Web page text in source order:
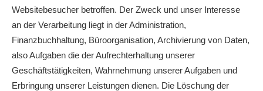
Websitebesucher betroffen. Der Zweck und unser Interesse
an der Verarbeitung liegt in der Administration,
Finanzbuchhaltung, Büroorganisation, Archivierung von Daten,
also Aufgaben die der Aufrechterhaltung unserer
Geschäftstätigkeiten, Wahrnehmung unserer Aufgaben und
Erbringung unserer Leistungen dienen. Die Löschung der